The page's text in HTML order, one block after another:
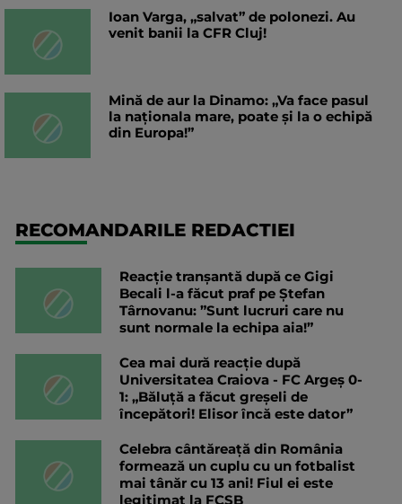
Ioan Varga, „salvat” de polonezi. Au
venit banii la CFR Cluj!
Mină de aur la Dinamo: „Va face pasul
la naționala mare, poate și la o echipă
din Europa!”
RECOMANDARILE REDACTIEI
Reacție tranșantă după ce Gigi
Becali l-a făcut praf pe Ștefan
Târnovanu: ”Sunt lucruri care nu
sunt normale la echipa aia!”
Cea mai dură reacție după
Universitatea Craiova - FC Argeș 0-
1: „Băluță a făcut greșeli de
începători! Elisor încă este dator”
Celebra cântăreață din România
formează un cuplu cu un fotbalist
mai tânăr cu 13 ani! Fiul ei este
legitimat la FCSB